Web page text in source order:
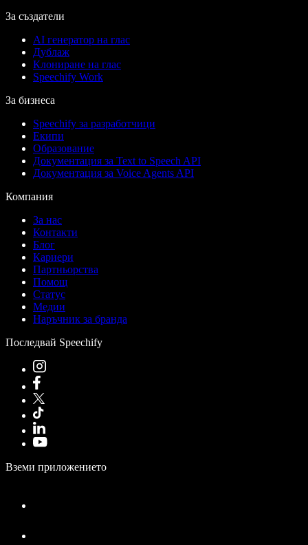
За създатели
AI генератор на глас
Дублаж
Клониране на глас
Speechify Work
За бизнеса
Speechify за разработчици
Екипи
Образование
Документация за Text to Speech API
Документация за Voice Agents API
Компания
За нас
Контакти
Блог
Кариери
Партньорства
Помощ
Статус
Медии
Наръчник за бранда
Последвай Speechify
Вземи приложението